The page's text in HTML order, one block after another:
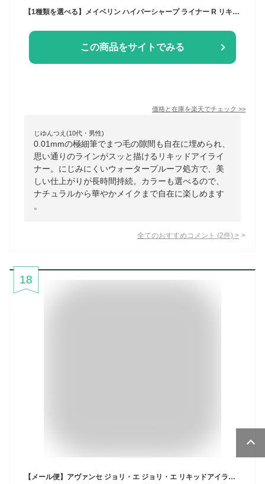
【1種類を選べる】メイベリン ハイパーシャープ ライナー R リキッド アイライナー ウォータープルーフ(0.5g)【メイベリン】
この商品をサイトでみる
価格と在庫を楽天でチェック >>
じゆんつえ(10代・男性)
0.01mmの極細筆でまつ毛の隙間も自在に埋められ、
思い通りのラインがスッと描けるリキッドアイライ
ナー。にじみにくいウォータープルーフ処方で、美
しい仕上がりが長時間持続。カラーも選べるので、
ナチュラルから華やかメイクまで自在に楽しめます
。
全てのおすすめコメント (2件) >
18
【メール便】アヴァンセ ジョリ・エ ジョリ・エ リキッドアイライナー AVANCE Joli et Joli et Liquid Eyelinerウォータープルーフ 速乾 お湯でオフ ブラック ブラウン ピンクブラウン アッシュグレー 極細ペン化粧品 人気 おすすめ コスメ